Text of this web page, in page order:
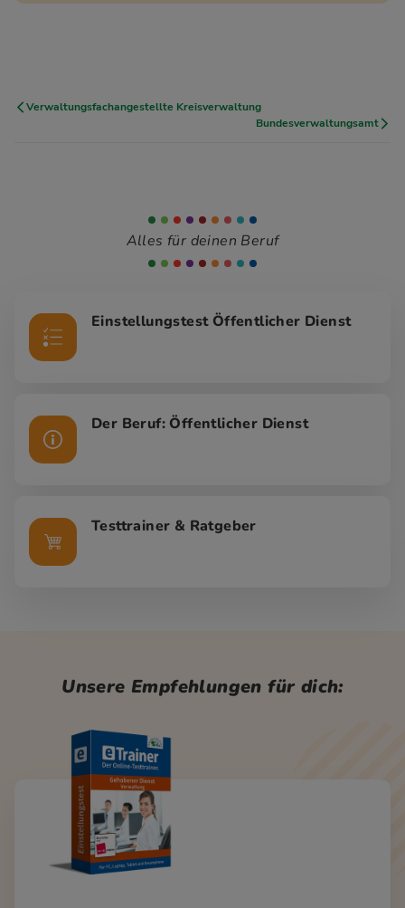
Verwaltungsfachangestellte Kreisverwaltung
Bundesverwaltungsamt
Alles für deinen Beruf
Einstellungstest Öffentlicher Dienst
Der Beruf: Öffentlicher Dienst
Testtrainer & Ratgeber
Unsere Empfehlungen für dich: